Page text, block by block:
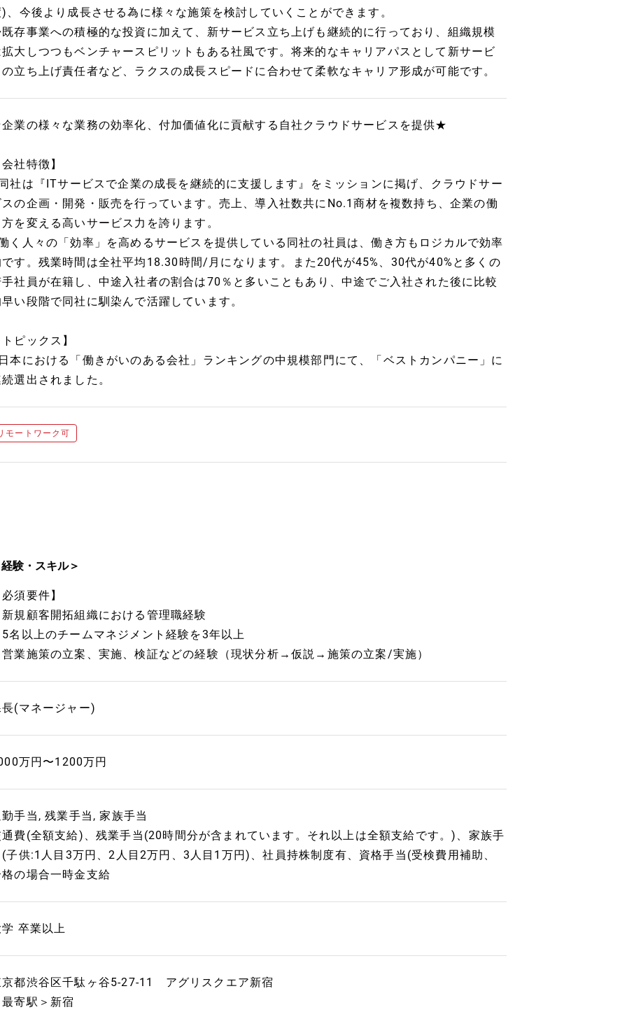
、今後より成長させる為に様々な施策を検討していくことができます。
存事業への積極的な投資に加えて、新サービス立ち上げも継続的に行っており、組織規模
大しつつもベンチャースピリットもある社風です。将来的なキャリアパスとして新サービ
立ち上げ責任者など、ラクスの成長スピードに合わせて柔軟なキャリア形成が可能です。
業の様々な業務の効率化、付加価値化に貢献する自社クラウドサービスを提供★
社特徴】
社は『ITサービスで企業の成長を継続的に支援します』をミッションに掲げ、クラウドサー
の企画・開発・販売を行っています。売上、導入社数共にNo.1商材を複数持ち、企業の働
を変える高いサービス力を誇ります。
く人々の「効率」を高めるサービスを提供している同社の社員は、働き方もロジカルで効率
です。残業時間は全社平均18.30時間/月になります。また20代が45%、30代が40%と多くの
社員が在籍し、中途入社者の割合は70％と多いこともあり、中途でご入社された後に比較
い段階で同社に馴染んで活躍しています。
ピックス】
本における「働きがいのある会社」ランキングの中規模部門にて、「ベストカンパニー」に
選出されました。
モートワーク可
験・スキル＞
須要件】
規顧客開拓組織における管理職経験
名以上のチームマネジメント経験を3年以上
営業施策の立案、実施、検証などの経験（現状分析→仮説→施策の立案/実施）
(マネージャー)
万円〜1200万円
手当, 残業手当, 家族手当
通費(全額支給)、残業手当(20時間分が含まれています。それ以上は全額支給です。)、家族手
子供:1人目3万円、2人目2万円、3人目1万円)、社員持株制度有、資格手当(受検費用補助、
の場合一時金支給
卒業以上
京都渋谷区千駄ヶ谷5-27-11 アグリスクエア新宿
寄駅＞新宿